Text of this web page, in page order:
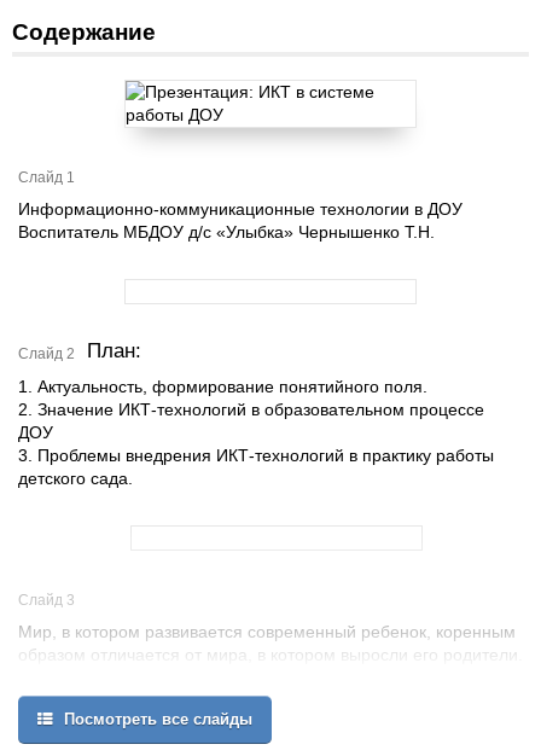
Содержание
Слайд 1
Информационно-коммуникационные технологии в ДОУ
Воспитатель МБДОУ д/с «Улыбка» Чернышенко Т.Н.
Слайд 2 План:
1. Актуальность, формирование понятийного поля.
2. Значение ИКТ-технологий в образовательном процессе
ДОУ
3. Проблемы внедрения ИКТ-технологий в практику работы
детского сада.
Слайд 3
Мир, в котором развивается современный ребенок, коренным
образом отличается от мира, в котором выросли его родители.
Посмотреть все слайды